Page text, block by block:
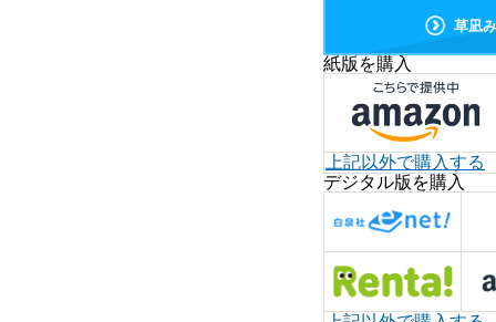
草凪
紙版を購入
上記以外で購入する
デジタル版を購入